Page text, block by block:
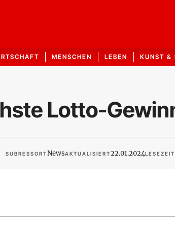
MENSCHEN LEBEN KUNST &
Lotto-
SUBRESSORTNewsAKTUALISIERT22.01.2024LESEZEIT